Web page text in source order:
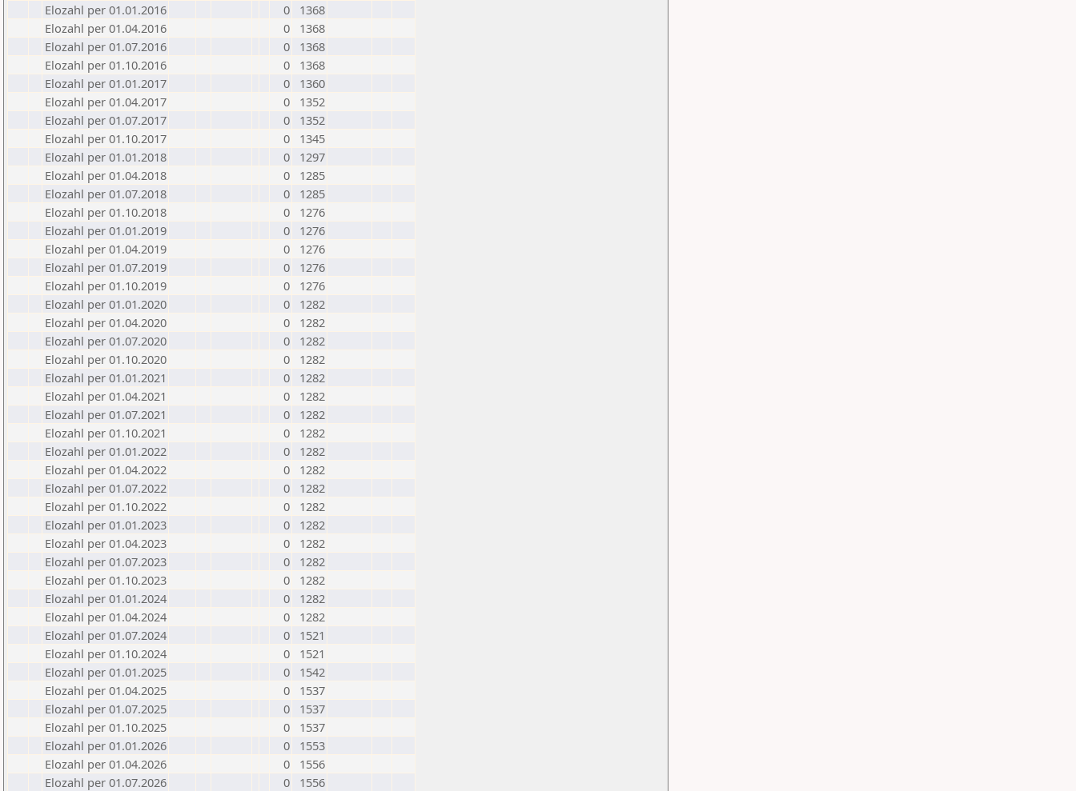
Elozahl per 01.01.2016
0
1368
Elozahl per 01.04.2016
0
1368
Elozahl per 01.07.2016
0
1368
Elozahl per 01.10.2016
0
1368
Elozahl per 01.01.2017
0
1360
Elozahl per 01.04.2017
0
1352
Elozahl per 01.07.2017
0
1352
Elozahl per 01.10.2017
0
1345
Elozahl per 01.01.2018
0
1297
Elozahl per 01.04.2018
0
1285
Elozahl per 01.07.2018
0
1285
Elozahl per 01.10.2018
0
1276
Elozahl per 01.01.2019
0
1276
Elozahl per 01.04.2019
0
1276
Elozahl per 01.07.2019
0
1276
Elozahl per 01.10.2019
0
1276
Elozahl per 01.01.2020
0
1282
Elozahl per 01.04.2020
0
1282
Elozahl per 01.07.2020
0
1282
Elozahl per 01.10.2020
0
1282
Elozahl per 01.01.2021
0
1282
Elozahl per 01.04.2021
0
1282
Elozahl per 01.07.2021
0
1282
Elozahl per 01.10.2021
0
1282
Elozahl per 01.01.2022
0
1282
Elozahl per 01.04.2022
0
1282
Elozahl per 01.07.2022
0
1282
Elozahl per 01.10.2022
0
1282
Elozahl per 01.01.2023
0
1282
Elozahl per 01.04.2023
0
1282
Elozahl per 01.07.2023
0
1282
Elozahl per 01.10.2023
0
1282
Elozahl per 01.01.2024
0
1282
Elozahl per 01.04.2024
0
1282
Elozahl per 01.07.2024
0
1521
Elozahl per 01.10.2024
0
1521
Elozahl per 01.01.2025
0
1542
Elozahl per 01.04.2025
0
1537
Elozahl per 01.07.2025
0
1537
Elozahl per 01.10.2025
0
1537
Elozahl per 01.01.2026
0
1553
Elozahl per 01.04.2026
0
1556
Elozahl per 01.07.2026
0 1556